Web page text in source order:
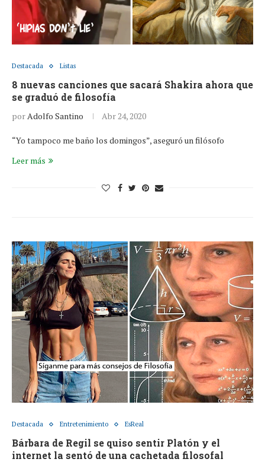
Destacada Listas
8 nuevas canciones que sacará Shakira ahora que
se graduó de filosofía
porAdolfo Santino Abr 24, 2020
“Yo tampoco me baño los domingos”, aseguró un filósofo
Leer más
Destacada Entretenimiento EsReal
Bárbara de Regil se quiso sentir Platón y el
internet la sentó de una cachetada filosofal